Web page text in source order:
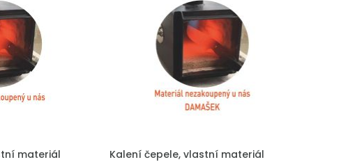
materiál
VLOŽIT DO KOŠÍKU
Kalení čepele, vlastní materiál